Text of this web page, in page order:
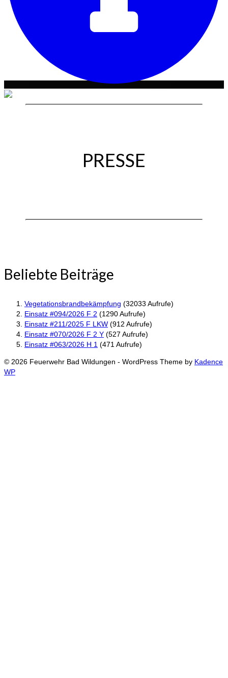
PRESSE
Beliebte Beiträge
Vegetationsbrandbekämpfung (32033 Aufrufe)
Einsatz #094/2026 F 2 (1290 Aufrufe)
Einsatz #211/2025 F LKW (912 Aufrufe)
Einsatz #070/2026 F 2 Y (527 Aufrufe)
Einsatz #063/2026 H 1 (471 Aufrufe)
© 2026 Feuerwehr Bad Wildungen - WordPress Theme by Kadence
WP